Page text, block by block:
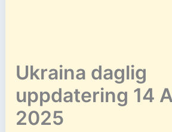
Ukraina daglig
uppdatering 14
2025